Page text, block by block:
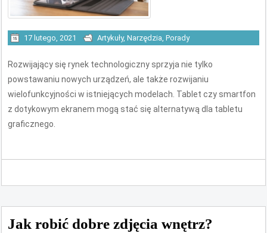
17 lutego, 2021 Artykuły,Narzędzia,Porady
Rozwijający się rynek technologiczny sprzyja nie tylko
powstawaniu nowych urządzeń, ale także rozwijaniu
wielofunkcyjności w istniejących modelach. Tablet czy smartfon
z dotykowym ekranem mogą stać się alternatywą dla tabletu
graficznego.
Jak robić dobre zdjęcia wnętrz?